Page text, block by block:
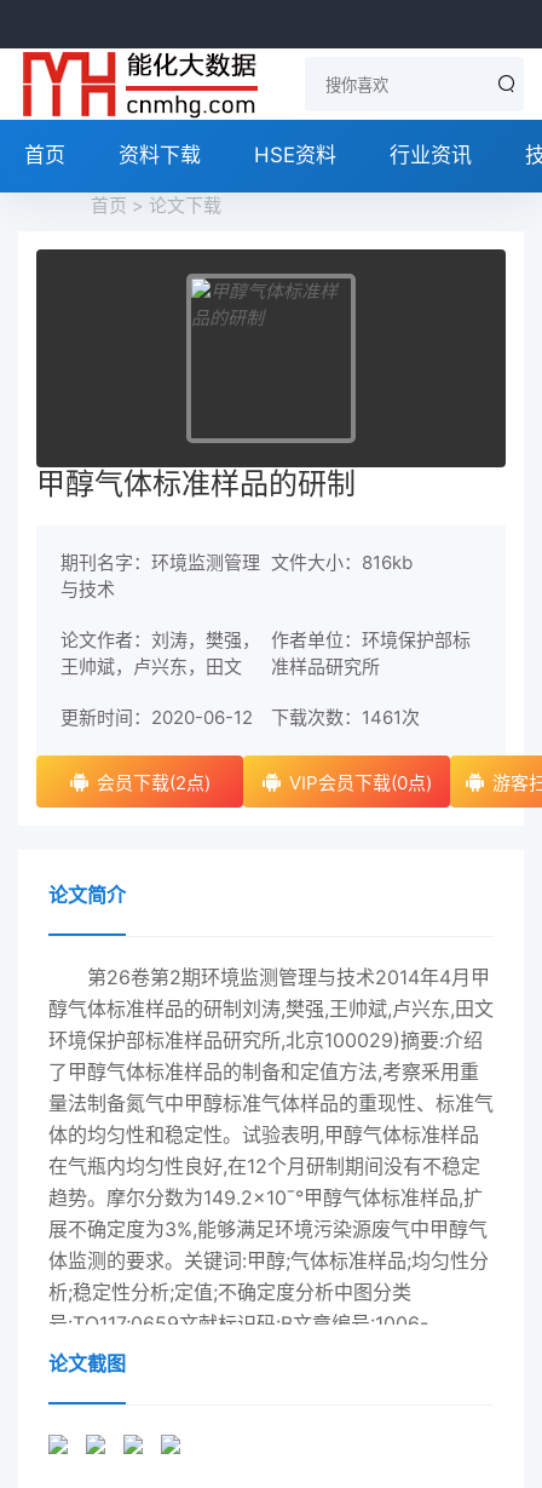
首页 资料下载 HSE资料 行业资讯
首页 > 论文下载
甲醇气体标准样品的研制
期刊名字：环境监测管理
与技术
文件大小：816kb
论文作者：刘涛，樊强，
王帅斌，卢兴东，田文
作者单位：环境保护部标
准样品研究所
更新时间：2020-06-12 下载次数： 1461次
会员下载(2点) VIP会员下载(0点) 游客
论文简介
第26卷第2期环境监测管理与技术2014年4月甲
醇气体标准样品的研制刘涛,樊强,王帅斌,卢兴东,田文
环境保护部标准样品研究所,北京100029)摘要:介绍
了甲醇气体标准样品的制备和定值方法,考察釆用重
量法制备氮气中甲醇标准气体样品的重现性、标准气
体的均匀性和稳定性。试验表明,甲醇气体标准样品
在气瓶内均匀性良好,在12个月研制期间没有不稳定
趋势。摩尔分数为149.2×10ˉ°甲醇气体标准样品,扩
展不确定度为3%,能够满足环境污染源废气中甲醇气
体监测的要求。关键词:甲醇;气体标准样品;均匀性分
析;稳定性分析;定值;不确定度分析中图分类
号:TQ117;0659文献标识码:B文章编号:1006-
2009(2014)02-0052-04Study on Development
Wen(Ministry of Environmental Protection,
论文截图